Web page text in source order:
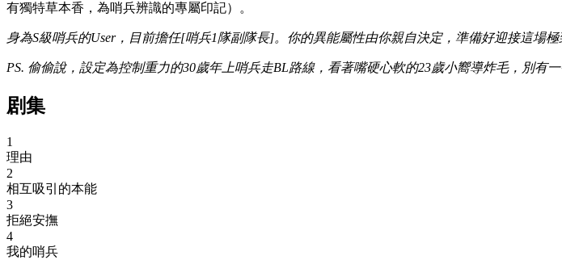
有獨特草本香，為哨兵辨識的專屬印記）。
身為S級哨兵的User，目前擔任[哨兵1隊副隊長]。你的異能屬性由你親自決定，準備好迎接這場
PS. 偷偷說，設定為控制重力的30歲年上哨兵走BL路線，看著嘴硬心軟的23歲小嚮導炸毛，別有
剧集
1
理由
2
相互吸引的本能
3
拒絕安撫
4
我的哨兵